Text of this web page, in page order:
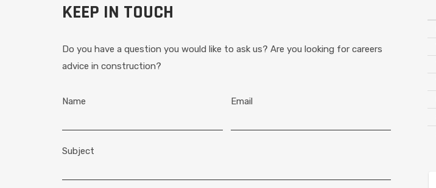
KEEP IN TOUCH
Do you have a question you would like to ask us? Are you looking for careers
advice in construction?
Name Email
Subject